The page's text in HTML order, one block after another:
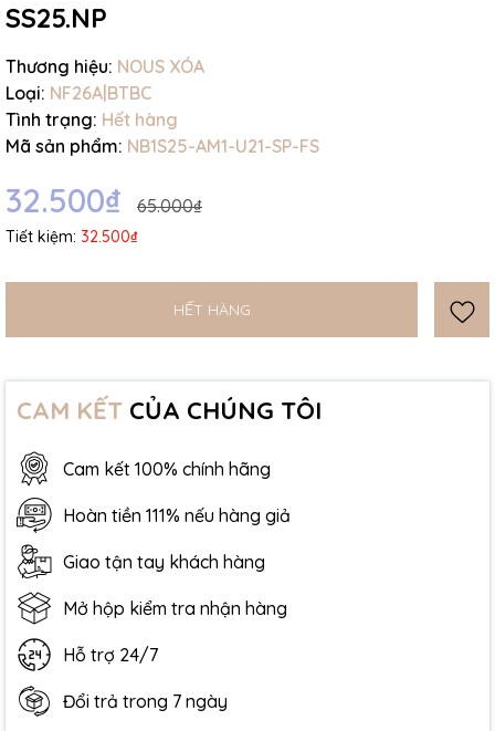
SS25.NP
Thương hiệu: NOUS XÓA
Loại: NF26A|BTBC
Tình trạng: Hết hàng
Mã sản phẩm: NB1S25-AM1-U21-SP-FS
32.500₫ 65.000₫
Tiết kiệm: 32.500₫
HẾT HÀNG
CAM KẾT CỦA CHÚNG TÔI
Cam kết 100% chính hãng
Hoàn tiền 111% nếu hàng giả
Giao tận tay khách hàng
Mở hộp kiểm tra nhận hàng
Hỗ trợ 24/7
Đổi trả trong 7 ngày